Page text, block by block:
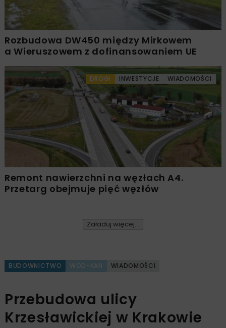
Rozbudowa DW450 między Mirkowem
a Wieruszowem z dofinansowaniem UE
DROGI INWESTYCJE WIADOMOŚCI
Remont nawierzchni na węzłach A4.
Przetarg obejmuje pięć węzłów
Załaduj więcej...
BUDOWNICTWO WOD-KAN WIADOMOŚCI
Przebudowa ulicy
Krzesławickiej w Krakowie